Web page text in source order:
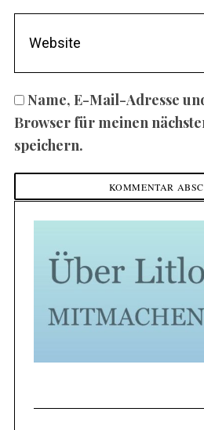
Name, E-Mail-Adresse
Browser für meinen
speichern.